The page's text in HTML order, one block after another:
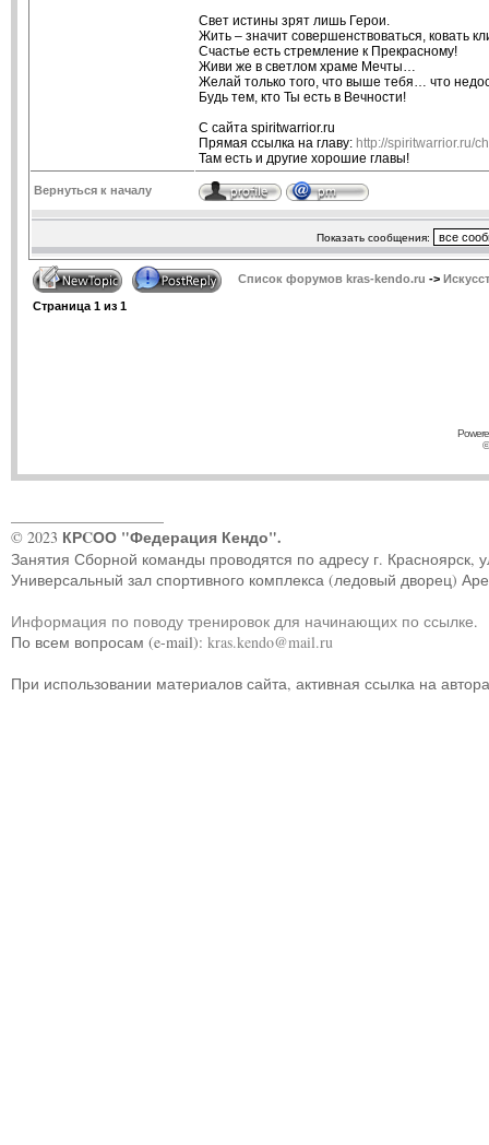
Свет истины зрят лишь Герои.
Жить – значит совершенствоваться, ковать
Счастье есть стремление к Прекрасному!
Живи же в светлом храме Мечты…
Желай только того, что выше тебя… что
Будь тем, кто Ты есть в Вечности!
С сайта spiritwarrior.ru
Прямая ссылка на главу: http://spiritwarrior.ru/
Там есть и другие хорошие главы!
Вернуться к началу
Показать сообщения:
Список форумов kras-kendo.ru ->
Страница 1 из 1
© 2023 КРCОО "Федерация Кендо".
Занятия Сборной команды проводятся по адресу г. Красноярск,
Универсальный зал спортивного комплекса (ледовый дворец)
Информация по поводу тренировок для начинающих по ссылке.
По всем вопросам (e-mail): kras.kendo@mail.ru
При использовании материалов сайта, активная ссылка на